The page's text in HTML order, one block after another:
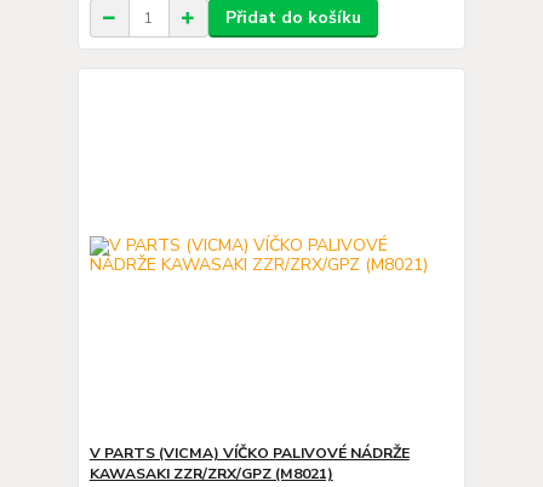
Přidat do košíku
V PARTS (VICMA) VÍČKO PALIVOVÉ NÁDRŽE
KAWASAKI ZZR/ZRX/GPZ (M8021)